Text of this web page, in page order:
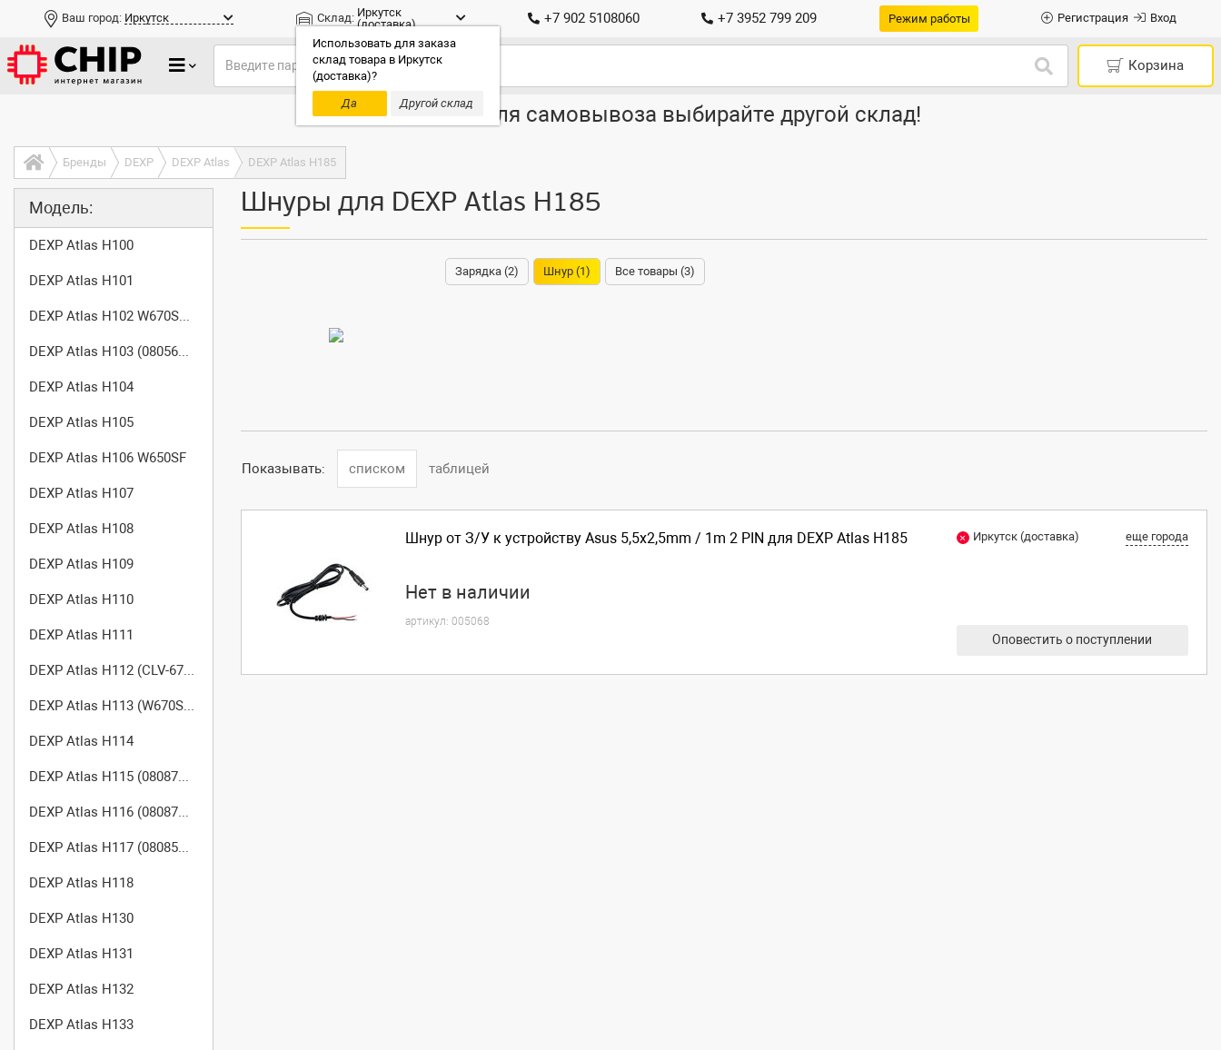
Ваш город: Иркутск Склад: Иркутск
(доставка)
Использовать для заказа
склад товара в Иркутск
(доставка)?
Да
Другой склад
+7 902 5108060 +7 3952 799 209 Режим работы Регистрация Вход
Корзина
Только доставка, для самовывоза выбирайте другой склад!
Бренды DEXP DEXP Atlas DEXP Atlas H185
Модель:
DEXP Atlas H100
DEXP Atlas H101
DEXP Atlas H102 W670SFQ
DEXP Atlas H103 (0805608)
DEXP Atlas H104
DEXP Atlas H105
DEXP Atlas H106 W650SF
DEXP Atlas H107
DEXP Atlas H108
DEXP Atlas H109
DEXP Atlas H110
DEXP Atlas H111
DEXP Atlas H112 (CLV-670-SB)
DEXP Atlas H113 (W670SBQ)
DEXP Atlas H114
DEXP Atlas H115 (0808756)
DEXP Atlas H116 (0808755)
DEXP Atlas H117 (0808521) WA50SFQ
DEXP Atlas H118
DEXP Atlas H130
DEXP Atlas H131
DEXP Atlas H132
DEXP Atlas H133
Шнуры для DEXP Atlas H185
Зарядка (2) Шнур (1) Все товары (3)
Показывать: списком таблицей
Шнур от З/У к устройству Asus 5,5x2,5mm / 1m 2 PIN для DEXP Atlas H185
Нет в наличии
артикул: 005068
Иркутск (доставка) еще города
Оповестить о поступлении